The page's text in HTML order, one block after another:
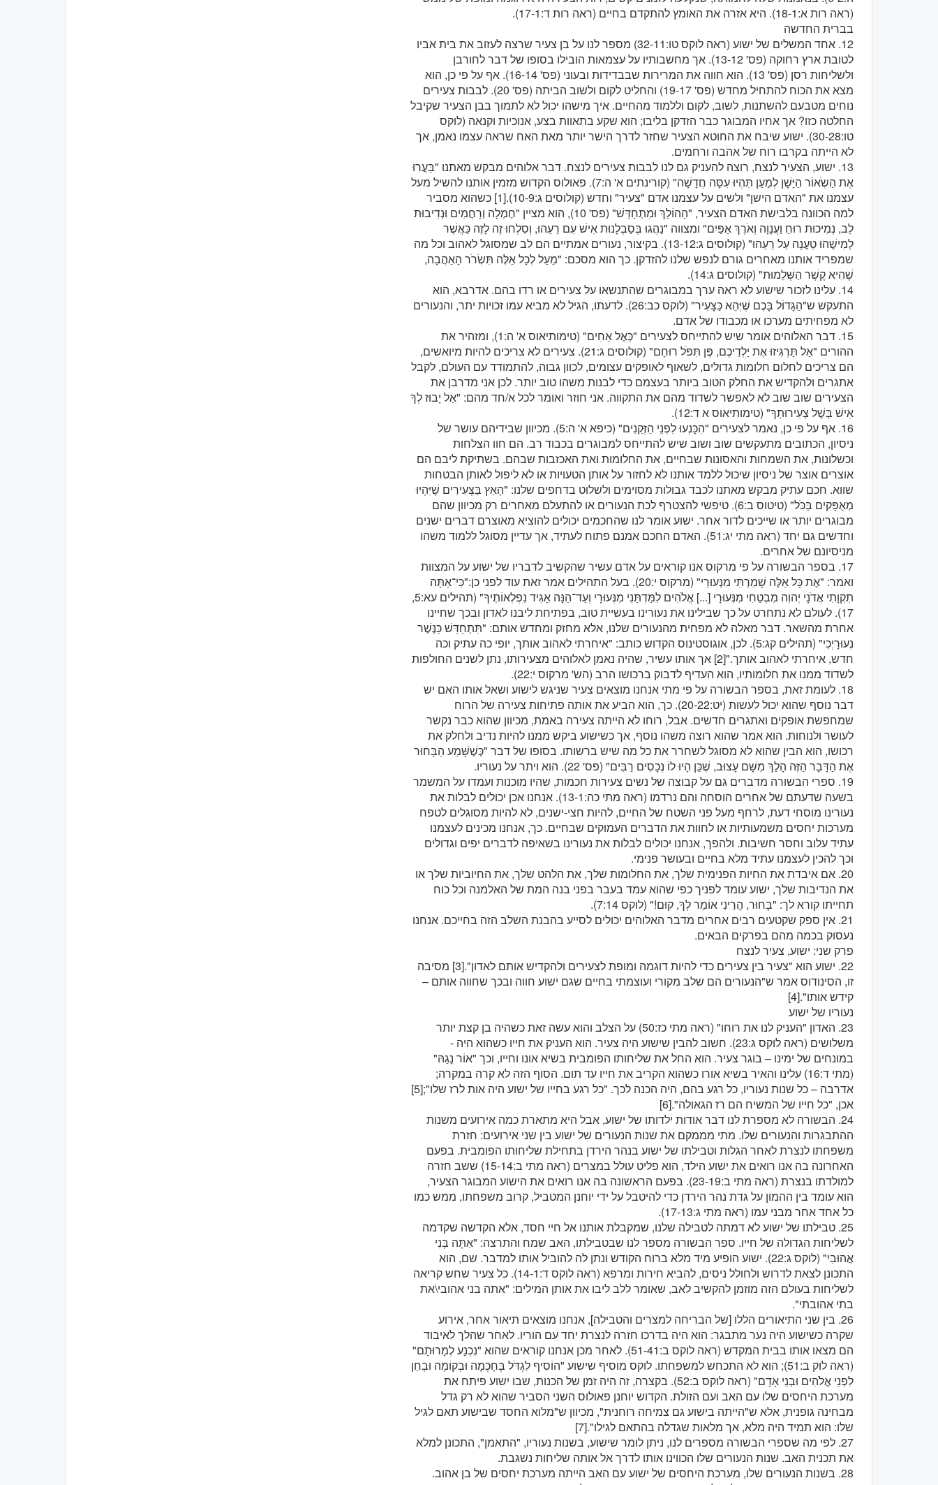
(ראה רות א:18-1). היא אזרה את האומץ להתקדם בחיים (ראה רות ד:17-1).
בברית החדשה
12. אחד המשלים של ישוע (ראה לוקס טו:32-11) מספר לנו על בן צעיר שרצה לעזוב את בית אביו
לטובת ארץ רחוקה (פס' 13-12). אך מחשבותיו על עצמאות הובילו בסופו של דבר לחורבן
ולשליחות רסן (פס' 13). הוא חווה את המרירות שבבדידות ובעוני (פס' 16-14). אף על פי כן, הוא
מצא את הכוח להתחיל מחדש (פס' 19-17) והחליט לקום ולשוב הביתה (פס' 20). לבבות צעירים
נוחים מטבעם להשתנות, לשוב, לקום וללמוד מהחיים. איך מישהו יכול לא לתמוך בבן הצעיר שקיבל
החלטה כזו? אך אחיו המבוגר כבר הזדקן בליבו; הוא שקע בתאוות בצע, אנוכיות וקנאה (לוקס
טו:30-28). ישוע שיבח את החוטא הצעיר שחזר לדרך הישר יותר מאת האח שראה עצמו נאמן, אך
לא הייתה בקרבו רוח של אהבה ורחמים.
13. ישוע, הצעיר לנצח, רוצה להעניק גם לנו לבבות צעירים לנצח. דבר אלוהים מבקש מאתנו "בַּעֲרוּ
אֶת הַשְֹאוֹר הַיָּשָׁן לְמַעַן תִּהְיוּ עִסָּה חֲדָשָׁה" (קורינתים א' ה:7). פאולוס הקדוש מזמין אותנו להשיל מעל
עצמנו את "האדם הישן" ולשים על עצמנו אדם "צעיר" וחדש (קולוסים ג:10-9).[1] כשהוא מסביר
למה הכוונה בלבישת האדם הצעיר, "הַהוֹלֵךְ וּמִתְחַדֵּשׁ" (פס' 10), הוא מציין "חֶמְלָה וְרַחֲמִים וּנְדִיבוּת
לֵב, נְמִיכוּת רוּחַ וַעֲנָוָה וְאֹרֶךְ אַפַּיִם" ומצווה "נַהֲגוּ בְּסַבְלָנוּת אִישׁ עִם רֵעֵהוּ, וְסִלְחוּ זֶה לָזֶה כַּאֲשֶׁר
לְמִישֶׁהוּ טַעֲנָה עַל רֵעֵהוּ" (קולוסים ג:13-12). בקיצור, נעורים אמתיים הם לב שמסוגל לאהוב וכל מה
שמפריד אותנו מאחרים גורם לנפש שלנו להזדקן. כך הוא מסכם: "מֵעַל לְכָל אֵלֶּה תִּשְׂרֹר הָאַהֲבָה,
שֶׁהִיא קֶשֶׁר הַשְּׁלֵמוּת" (קולוסים ג:14).
14. עלינו לזכור שישוע לא ראה ערך במבוגרים שהתנשאו על צעירים או רדו בהם. אדרבא, הוא
התעקש ש"הַגָּדוֹל בָּכֶם שֶׁיְּהֵא כַּצָּעִיר" (לוקס כב:26). לדעתו, הגיל לא מביא עמו זכויות יתר, והנעורים
לא מפחיתים מערכו או מכבודו של אדם.
15. דבר האלוהים אומר שיש להתייחס לצעירים "כְּאֶל אַחִים" (טימותיאוס א' ה:1), ומזהיר את
ההורים "אַל תַּרְגִּיזוּ אֶת יַלְדֵיכֶם, פֶּן תִּפֹּל רוּחָם" (קולוסים ג:21). צעירים לא צריכים להיות מיואשים,
הם צריכים לחלום חלומות גדולים, לשאוף לאופקים עצומים, לכוון גבוה, להתמודד עם העולם, לקבל
אתגרים ולהקדיש את החלק הטוב ביותר בעצמם כדי לבנות משהו טוב יותר. לכן אני מדרבן את
הצעירים שוב שוב לא לאפשר לשדוד מהם את התקווה. אני חוזר ואומר לכל א/חד מהם: "אַל יָבוּז לְךָ
אִישׁ בְּשֶׁל צְעִירוּתְךָ" (טימותיאוס א ד:12).
16. אף על פי כן, נאמר לצעירים "הִכָּנְעוּ לִפְנֵי הַזְּקֵנִים" (כיפא א' ה:5). מכיוון שבידיהם עושר של
ניסיון, הכתובים מתעקשים שוב ושוב שיש להתייחס למבוגרים בכבוד רב. הם חוו הצלחות
וכשלונות, את השמחות והאסונות שבחיים, את החלומות ואת האכזבות שבהם. בשתיקת ליבם הם
אוצרים אוצר של ניסיון שיכול ללמד אותנו לא לחזור על אותן הטעויות או לא ליפול לאותן הבטחות
שווא. חכם עתיק מבקש מאתנו לכבד גבולות מסוימים ולשלוט בדחפים שלנו: "הָאֵץ בַּצְּעִירִים שֶׁיִּהְיוּ
מְאֻפָּקִים בַּכֹּל" (טיטוס ב:6). טיפשי להצטרף לכת הנעורים או להתעלם מאחרים רק מכיוון שהם
מבוגרים יותר או שייכים לדור אחר. ישוע אומר לנו שהחכמים יכולים להוציא מאוצרם דברים ישנים
וחדשים גם יחד (ראה מתי יג:51). האדם החכם אמנם פתוח לעתיד, אך עדיין מסוגל ללמוד משהו
מניסיונם של אחרים.
17. בספר הבשורה על פי מרקוס אנו קוראים על אדם עשיר שהקשיב לדבריו של ישוע על המצוות
ואמר: "אֶת כָּל אֵלֶּה שָׁמַרְתִּי מִנְּעוּרַי" (מרקוס י:20). בעל התהילים אמר זאת עוד לפני כן:"כִּי־אַתָּה
תִקְוָתִי אֲדֹנָי יְהוִה מִבְטַחִי מִנְּעוּרָי [...] אֱ‍לֹהִים לִמַּדְתַּנִי מִנְּעוּרָי וְעַד־הֵנָּה אַגִּיד נִפְלְאוֹתֶיךָ" (תהילים עא:5,
17). לעולם לא נתחרט על כך שבילינו את נעורינו בעשיית טוב, בפתיחת ליבנו לאדון ובכך שחיינו
אחרת מהשאר. דבר מאלה לא מפחית מהנעורים שלנו, אלא מחזק ומחדש אותם: "תִּתְחַדֵּשׁ כַּנֶּשֶׁר
נְעוּרָיְכִי" (תהילים קג:5). לכן, אוגוסטינוס הקדוש כותב: "איחרתי לאהוב אותך, יופי כה עתיק וכה
חדש, איחרתי לאהוב אותך."[2] אך אותו עשיר, שהיה נאמן לאלוהים מצעירותו, נתן לשנים החולפות
לשדוד ממנו את חלומותיו, הוא העדיף לדבוק ברכושו הרב (הש' מרקוס י:22).
18. לעומת זאת, בספר הבשורה על פי מתי אנחנו מוצאים צעיר שניגש לישוע ושאל אותו האם יש
דבר נוסף שהוא יכול לעשות (יט:20-22). כך, הוא הביע את אותה פתיחות צעירה של הרוח
שמחפשת אופקים ואתגרים חדשים. אבל, רוחו לא הייתה צעירה באמת, מכיוון שהוא כבר נקשר
לעושר ולנוחות. הוא אמר שהוא רוצה משהו נוסף, אך כשישוע ביקש ממנו להיות נדיב ולחלק את
רכושו, הוא הבין שהוא לא מסוגל לשחרר את כל מה שיש ברשותו. בסופו של דבר "כְּשֶׁשָּׁמַע הַבָּחוּר
אֶת הַדָּבָר הַזֶּה הָלַךְ מִשָּׁם עָצוּב, שֶׁכֵּן הָיוּ לוֹ נְכָסִים רַבִּים" (פס' 22). הוא ויתר על נעוריו.
19. ספרי הבשורה מדברים גם על קבוצה של נשים צעירות חכמות, שהיו מוכנות ועמדו על המשמר
בשעה שדעתם של אחרים הוסחה והם נרדמו (ראה מתי כה:13-1). אנחנו אכן יכולים לבלות את
נעורינו מוסחי דעת, לרחף מעל פני השטח של החיים, להיות חצי-ישנים, לא להיות מסוגלים לטפח
מערכות יחסים משמעותיות או לחוות את הדברים העמוקים שבחיים. כך, אנחנו מכינים לעצמנו
עתיד עלוב וחסר חשיבות. ולהפך, אנחנו יכולים לבלות את נעורינו בשאיפה לדברים יפים וגדולים
וכך להכין לעצמנו עתיד מלא בחיים ובעושר פנימי.
20. אם איבדת את החיות הפנימית שלך, את החלומות שלך, את הלהט שלך, את החיוביות שלך או
את הנדיבות שלך, ישוע עומד לפניך כפי שהוא עמד בעבר בפני בנה המת של האלמנה וכל כוח
תחייתו קורא לך: "בָּחוּר, הֲרֵינִי אוֹמֵר לְךָ, קוּם!" (לוקס 7:14).
21. אין ספק שקטעים רבים אחרים מדבר האלוהים יכולים לסייע בהבנת השלב הזה בחייכם. אנחנו
נעסוק בכמה מהם בפרקים הבאים.
פרק שני: ישוע, צעיר לנצח
22. ישוע הוא "צעיר בין צעירים כדי להיות דוגמה ומופת לצעירים ולהקדיש אותם לאדון".[3] מסיבה
זו, הסינודוס אמר ש"הנעורים הם שלב מקורי ועוצמתי בחיים שגם ישוע חווה ובכך שחווה אותם –
קידש אותו".[4]
נעוריו של ישוע
23. האדון "העניק לנו את רוחו" (ראה מתי כז:50) על הצלב והוא עשה זאת כשהיה בן קצת יותר
משלושים (ראה לוקס ג:23). חשוב להבין שישוע היה צעיר. הוא העניק את חייו כשהוא היה -
במונחים של ימינו – בוגר צעיר. הוא החל את שליחותו הפומבית בשיא אונו וחייו, וכך "אוֹר נָגַהּ"
(מתי ד:16) עלינו והאיר בשיא אורו כשהוא הקריב את חייו עד תום. הסוף הזה לא קרה במקרה;
אדרבה – כל שנות נעוריו, כל רגע בהם, היה הכנה לכך. "כל רגע בחייו של ישוע היה אות לרז שלו";[5]
אכן, "כל חייו של המשיח הם רז הגאולה".[6]
24. הבשורה לא מספרת לנו דבר אודות ילדותו של ישוע, אבל היא מתארת כמה אירועים משנות
ההתבגרות והנעורים שלו. מתי מממקם את שנות הנעורים של ישוע בין שני אירועים: חזרת
משפחתו לנצרת לאחר הגלות וטבילתו של ישוע בנהר הירדן בתחילת שליחותו הפומבית. בפעם
האחרונה בה אנו רואים את ישוע הילד, הוא פליט עולל במצרים (ראה מתי ב:15-14) ששב חזרה
למולדתו בנצרת (ראה מתי ב:23-19). בפעם הראשונה בה אנו רואים את הישוע המבוגר הצעיר,
הוא עומד בין ההמון על גדת נהר הירדן כדי להיטבל על ידי יוחנן המטביל, קרוב משפחתו, ממש כמו
כל אחד אחר מבני עמו (ראה מתי ג:17-13).
25. טבילתו של ישוע לא דמתה לטבילה שלנו, שמקבלת אותנו אל חיי חסד, אלא הקדשה שקדמה
לשליחות הגדולה של חייו. ספר הבשורה מספר לנו שבטבילתו, האב שמח והתרצה: "אַתָּה בְּנִי
אֲהוּבִי" (לוקס ג:22). ישוע הופיע מיד מלא ברוח הקודש ונתן לה להוביל אותו למדבר. שם, הוא
התכונן לצאת לדרוש ולחולל ניסים, להביא חירות ומרפא (ראה לוקס ד:14-1). כל צעיר שחש קריאה
לשליחות בעולם הזה מוזמן להקשיב לאב, שאומר ללב ליבו את אותן המילים: "אתה בני אהובי\את
בתי אהובתי".
26. בין שני התיאורים הללו [של הבריחה למצרים והטבילה], אנחנו מוצאים תיאור אחר, אירוע
שקרה כשישוע היה נער מתבגר: הוא היה בדרכו חזרה לנצרת יחד עם הוריו. לאחר שהלך לאיבוד
הם מצאו אותו בבית המקדש (ראה לוקס ב:51-41). לאחר מכן אנחנו קוראים שהוא "נִכְנָע לְמָרוּתָם"
(ראה לוק ב:51); הוא לא התכחש למשפחתו. לוקס מוסיף שישוע "הוֹסִיף לִגְדֹּל בְּחָכְמָה וּבְקוֹמָה וּבְחֵן
לִפְנֵי אֱלֹהִים וּבְנֵי אָדָם" (ראה לוקס ב:52). בקצרה, זה היה זמן של הכנות, שבו ישוע פיתח את
מערכת היחסים שלו עם האב ועם הזולת. הקדוש יוחנן פאולוס השני הסביר שהוא לא רק גדל
מבחינה גופנית, אלא ש"הייתה בישוע גם צמיחה רוחנית", מכיוון ש"מלוא החסד שבישוע תאם לגיל
שלו: הוא תמיד היה מלא, אך מלאות שגדלה בהתאם לגילו".[7]
27. לפי מה שספרי הבשורה מספרים לנו, ניתן לומר שישוע, בשנות נעוריו, "התאמן", התכונן למלא
את תכנית האב. שנות הנעורים שלו הכווינו אותו לדרך אל אותה שליחות נשגבת.
28. בשנות הנעורים שלו, מערכת היחסים של ישוע עם האב הייתה מערכת יחסים של בן אהוב.